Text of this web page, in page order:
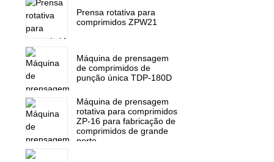
Prensa rotativa para
comprimidos ZPW21
Máquina de prensagem
de comprimidos de
punção única TDP-180D
Máquina de prensagem
rotativa para comprimidos
ZP-16 para fabricação de
comprimidos de grande
porte